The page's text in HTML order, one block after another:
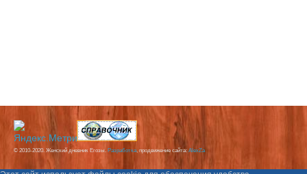
© 2010-2020. Женский дневник Егозы. Разработка, продвижение сайта: AlexZa